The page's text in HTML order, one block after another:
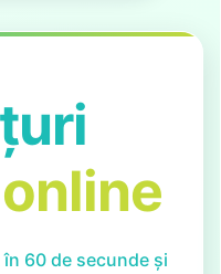
60 de secunde și